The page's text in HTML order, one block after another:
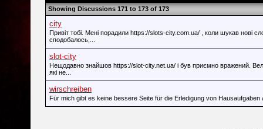
Showing Discussions 171 to 173 of 173
city
Привіт тобі. Мені порадили https://slots-city.com.ua/ , коли шукав нові
сподобалось,...
slot-city
Нещодавно знайшов https://slot-city.net.ua/ і був приємно вражений.
які не...
wirschreiben
Für mich gibt es keine bessere Seite für die Erledigung von Hausaufgaben